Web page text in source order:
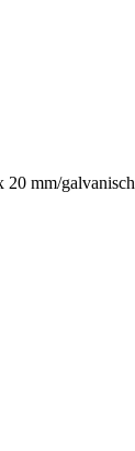
20 mm/galvanisch